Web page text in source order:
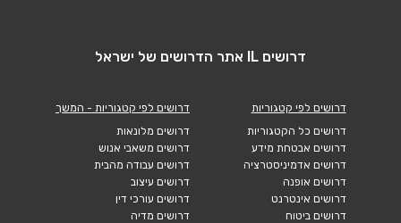
דרושים IL אתר הדרושים של ישראל
דרושים לפי קטגוריות
דרושים כל הקטגוריות
דרושים אבטחת מידע
דרושים אדמיניסטרציה
דרושים אופנה
דרושים אינטרנט
דרושים ביטוח
דרושים לפי קטגוריות - המשך
דרושים מלונאות
דרושים משאבי אנוש
דרושים עבודה מהבית
דרושים עיצוב
דרושים עורכי דין
דרושים מדיה